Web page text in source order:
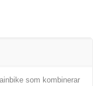
som kombinerar